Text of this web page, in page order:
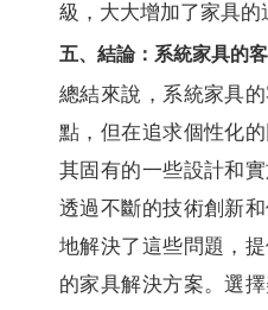
級，大大增加了家具的
五、結論：系統家具的
總結來說，系統家具
點，但在追求個性化
其固有的一些設計和
透過不斷的技術創新
地解決了這些問題，
的家具解決方案。選